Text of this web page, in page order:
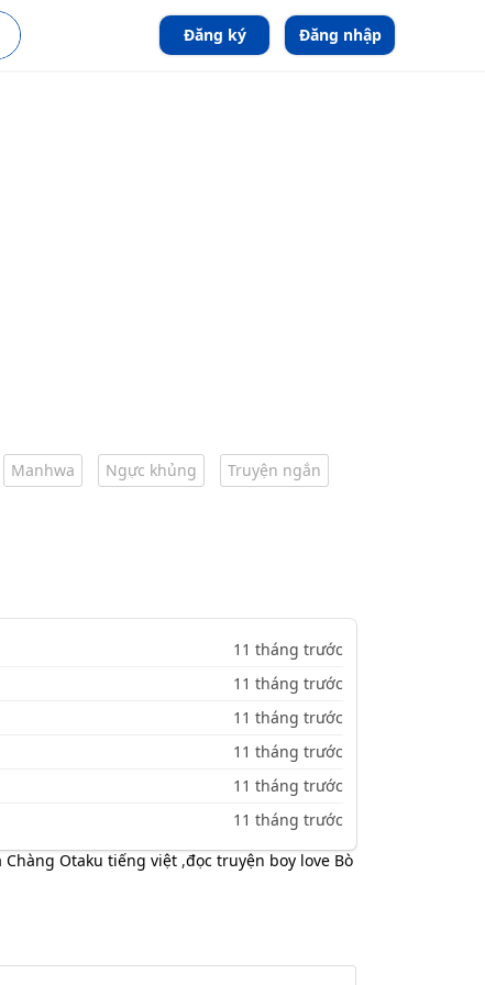
Đăng ký Đăng nhập
Manhwa Ngực khủng Truyện ngắn
11 tháng trước
11 tháng trước
11 tháng trước
11 tháng trước
11 tháng trước
11 tháng trước
Chàng Otaku tiếng việt,đọc truyện boy love Bò